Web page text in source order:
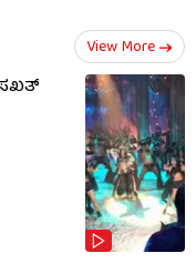
View More